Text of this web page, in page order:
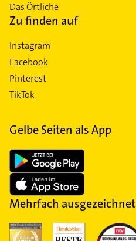
Das Örtliche
Zu finden auf
Instagram
Facebook
Pinterest
TikTok
Gelbe Seiten als App
Mehrfach ausgezeichnet